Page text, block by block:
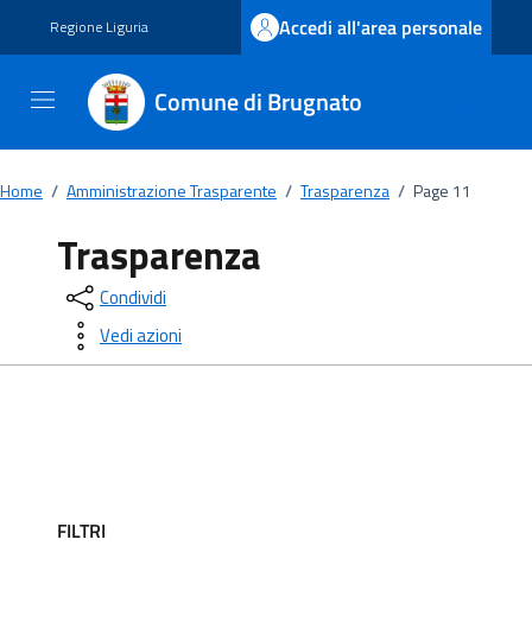
Regione Liguria Accedi all'area personale
Comune di Brugnato
Home / Amministrazione Trasparente / Trasparenza / Page 11
Trasparenza
Condividi
Vedi azioni
FILTRI